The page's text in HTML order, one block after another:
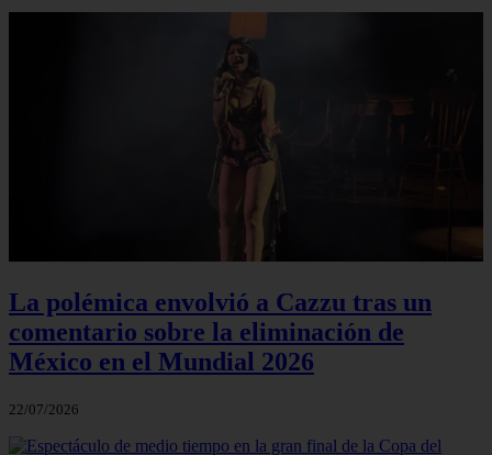
La polémica envolvió a Cazzu tras un
comentario sobre la eliminación de
México en el Mundial 2026
22/07/2026